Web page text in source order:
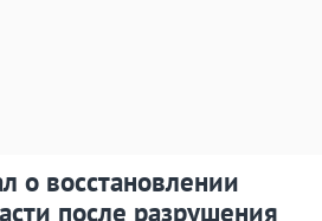
о восстановлении
после разрушения